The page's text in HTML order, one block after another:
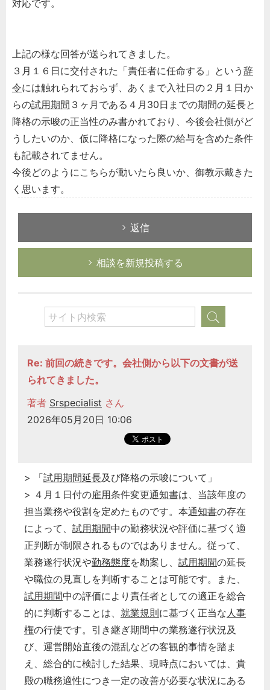
対応です。
上記の様な回答が送られてきました。
３月１６日に交付された「責任者に任命する」という 辞
令には触れられておらず、あくまで入社日の２月１日か
らの試用期間 ３ヶ月である４月30日までの期間の延長と
降格の示唆の正当性のみ書かれており、今後会社側がど
うしたいのか、仮に降格になった際の給与を含めた条件
も記載されてません。
今後どのようにこちらが動いたら良いか、御教示戴きた
く思います。
返信
相談を新規投稿する
Re: 前回の続きです。会社側から以下の文書が送
られてきました。
著者 Srspecialist さん
2026年05月20日 10:06
> 「試用期間延長及び降格の示唆について」
> ４月１日付の雇用条件変更通知書は、当該年度の
担当業務や役割を定めたものです。本通知書の存在
によって、 試用期間中の勤務状況や評価に基づく適
正判断が制限されるものではありません。従って、
業務遂行状況や勤務態度を勘案し、 試用期間の延長
や職位の見直しを判断することは可能です。また、
試用期間中の評価により責任者としての適正を総合
的に判断することは、 就業規則に基づく正当な人事
権の行使です。引き継ぎ期間中の業務遂行状況及
び、運営開始直後の混乱などの客観的事情を踏ま
え、総合的に検討した結果、現時点においては、貴
殿の職務適性につき一定の改善が必要な状況にある